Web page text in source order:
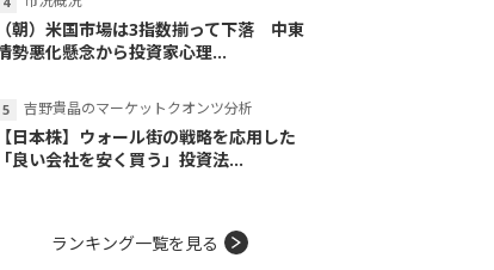
（朝）米国市場は3指数揃って下落 中東
勢悪化懸念から投資家心理...
吉野貴晶のマーケットクオンツ分析
【日本株】ウォール街の戦略を応用した
「良い会社を安く買う」投資法...
ランキング一覧を見る